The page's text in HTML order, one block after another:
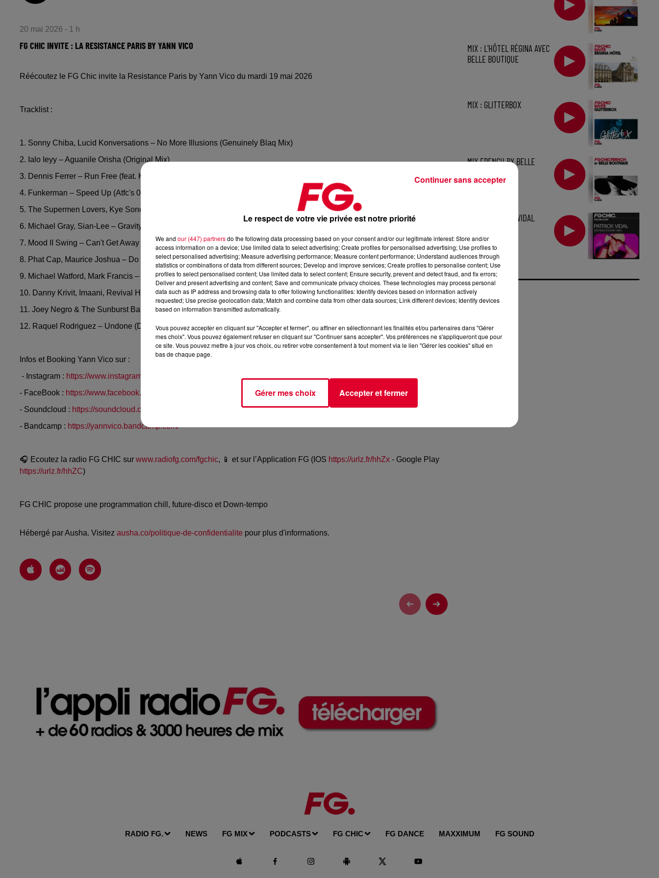
20 mai 2026 - 1 h
FG CHIC INVITE : LA RESISTANCE PARIS BY YANN VICO
Réécoutez le FG Chic invite la Resistance Paris by Yann Vico du mardi 19 mai 2026
Tracklist :
1. Sonny Chiba, Lucid Konversations – No More Illusions (Genuinely Blaq Mix)
2. Ialo Ieyy – Aguanile Orisha (Original Mix)
3. Dennis Ferrer – Run Free (feat. K.T. Brooks) (Extended Mix)
4. Funkerman – Speed Up (Atfc's 0 - 60 Extended Mix)
5. The Supermen Lovers, Kye Sones – Coloque Seu Canudo (Extended)
6. Michael Gray, Sian-Lee – Gravity (Extended Mix)
7. Mood II Swing – Can't Get Away from You
8. Phat Cap, Maurice Joshua – Do It Too (Maurice Joshua Main Mix)
9. Michael Watford, Mark Francis – Luv 4 2 (Mark Francis 201 EDIT - Vocal)
10. Danny Krivit, Imaani, Revival House Pr – Best Of My Love (Danny Krivit Edit)
11. Joey Negro & The Sunburst Band – Secret Life Of Us Ft. Donna Gardier & Diane Charlemagne (Original)
12. Raquel Rodriguez – Undone (Dave Lee's Disco Blend)
Infos et Booking Yann Vico sur :
- Instagram : https://www.instagram.com/yann_vico_dj/
- FaceBook : https://www.facebook.com/yannvico
- Soundcloud : https://soundcloud.com/yannvico
- Bandcamp : https://yannvico.bandcamp.com/
🎧 Ecoutez la radio FG CHIC sur www.radiofg.com/fgchic, 📱 et sur l’Application FG (IOS https://urlz.fr/hhZx - Google Play
https://urlz.fr/hhZC)
FG CHIC propose une programmation chill, future-disco et Down-tempo
Hébergé par Ausha. Visitez ausha.co/politique-de-confidentialite pour plus d'informations.
MIX : L'HÔTEL RÉGINA AVEC
BELLE BOUTIQUE
MIX : GLITTERBOX
MIX FRENCH BY BELLE
MIX BY PATRICK VIDAL
RADIO FG. NEWS FG MIX PODCASTS FG CHIC FG DANCE MAXXIMUM FG SOUND
Le respect de votre vie privée est notre priorité
We and our (447) partnersdo the following data processing based on your consent and/or our legitimate interest: Store and/or
access information on a device; Use limited data to select advertising; Create profiles for personalised advertising; Use profiles to
select personalised advertising; Measure advertising performance; Measure content performance; Understand audiences through
statistics or combinations of data from different sources; Develop and improve services; Create profiles to personalise content; Use
profiles to select personalised content; Use limited data to select content; Ensure security, prevent and detect fraud, and fix errors;
Deliver and present advertising and content; Save and communicate privacy choices. These technologies may process personal
data such as IP address and browsing data to offer following functionalities: Identify devices based on information actively
requested; Use precise geolocation data; Match and combine data from other data sources; Link different devices; Identify devices
based on information transmitted automatically.
Vous pouvez accepter en cliquant sur "Accepter et fermer", ou affiner en sélectionnant les finalités et/ou partenaires dans "Gérer
mes choix". Vous pouvez également refuser en cliquant sur "Continuer sans accepter". Vos préférences ne s'appliqueront que pour
ce site. Vous pouvez mettre à jour vos choix, ou retirer votre consentement à tout moment via le lien "Gérer les cookies" situé en
bas de chaque page.
Gérer mes choix Accepter et fermer
Continuer sans accepter